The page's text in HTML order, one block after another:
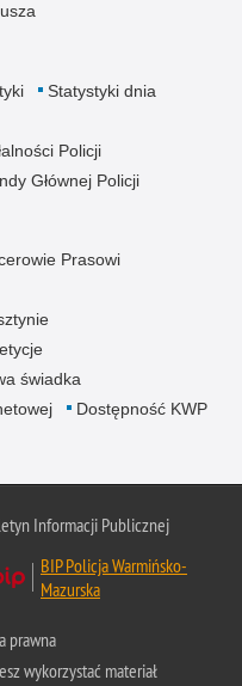
Statystyki dnia
Policji
Głównej Policji
Prasowi
świadka
Dostępność KWP
Informacji Publicznej
BIP Policja Warmińsko-
Mazurska
prawna
wykorzystać materiał